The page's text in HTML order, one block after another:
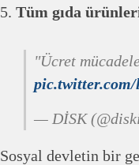
Tüm gıda
"Ücret
— DİSK
Sosyal devletin bir